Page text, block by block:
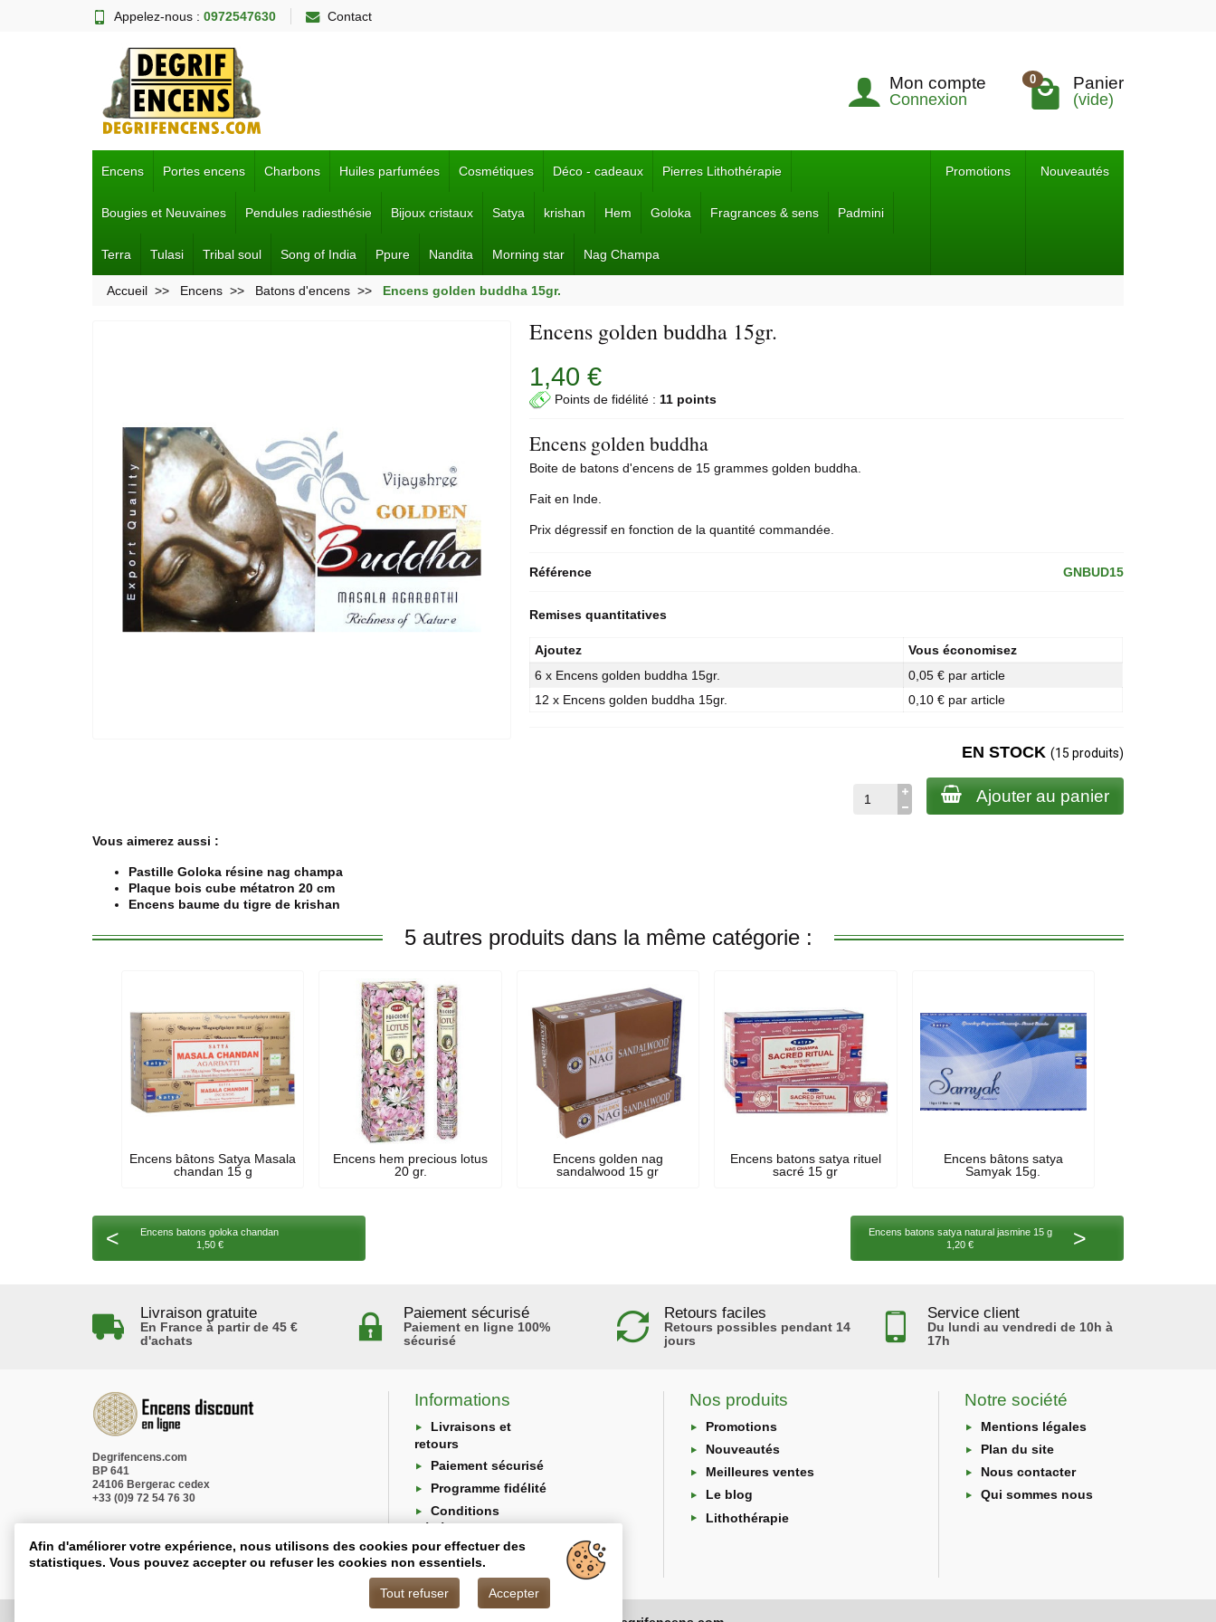
Appelez-nous : 0972547630 Contact
Mon compte
Connexion
0 Panier
(vide)
Encens Portes encens Charbons Huiles parfumées Cosmétiques Déco - cadeaux Pierres Lithothérapie
Bougies et Neuvaines Pendules radiesthésie Bijoux cristaux Satya krishan Hem Goloka Fragrances & sens Padmini
Terra Tulasi Tribal soul Song of India Ppure Nandita Morning star Nag Champa
Promotions Nouveautés
Accueil Encens Batons d'encens Encens golden buddha 15gr.
Encens golden buddha 15gr.
1,40 €
Points de fidélité : 11 points
Encens golden buddha
Boite de batons d'encens de 15 grammes golden buddha.
Fait en Inde.
Prix dégressif en fonction de la quantité commandée.
Référence GNBUD15
Remises quantitatives
Ajoutez
Vous économisez
6 x Encens golden buddha 15gr.
0,05 € par article
12 x Encens golden buddha 15gr.
0,10 € par article
EN STOCK (15 produits)
Ajouter au panier
Vous aimerez aussi :
Pastille Goloka résine nag champa
Plaque bois cube métatron 20 cm
Encens baume du tigre de krishan
5 autres produits dans la même catégorie :
Encens bâtons Satya Masala
chandan 15 g
Encens hem precious lotus
20 gr.
Encens golden nag
sandalwood 15 gr
Encens batons satya rituel
sacré 15 gr
Encens bâtons satya
Samyak 15g.
<
Encens batons goloka chandan
1,50 €
Encens batons satya natural jasmine 15 g
1,20 €
>
Livraison gratuite
En France à partir de 45 €
d'achats
Paiement sécurisé
Paiement en ligne 100%
sécurisé
Retours faciles
Retours possibles pendant 14
jours
Service client
Du lundi au vendredi de 10h à
17h
Degrifencens.com
BP 641
24106 Bergerac cedex
+33 (0)9 72 54 76 30
Informations
Livraisons et
retours
Paiement sécurisé
Programme fidélité
Conditions
générales
Protection des
données
Nos produits
Promotions
Nouveautés
Meilleures ventes
Le blog
Lithothérapie
Notre société
Mentions légales
Plan du site
Nous contacter
Qui sommes nous
Afin d'améliorer votre expérience, nous utilisons des cookies pour effectuer des
statistiques. Vous pouvez accepter ou refuser les cookies non essentiels.
Tout refuser Accepter